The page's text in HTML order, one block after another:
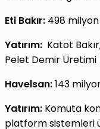
Eti Bakır: 498
Yatırım: Katot
Pelet Demir Üretimi
Havelsan:143
Yatırım: Komuta
platform sistemleri